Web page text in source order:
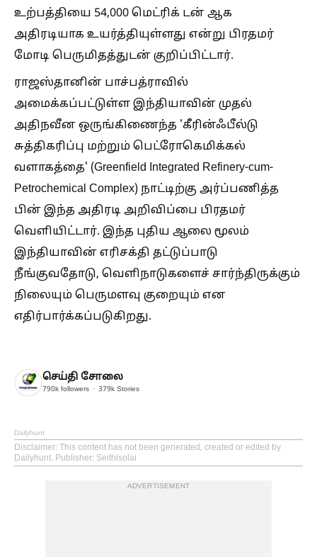
உற்பத்தியை 54,000 மெட்ரிக் டன் ஆக
அதிரடியாக உயர்த்தியுள்ளது என்று பிரதமர்
மோடி பெருமிதத்துடன் குறிப்பிட்டார்.
​ராஜஸ்தானின் பாச்பத்ராவில்
அமைக்கப்பட்டுள்ள இந்தியாவின் முதல்
அதிநவீன ஒருங்கிணைந்த 'கீரின்ஃபீல்டு
சுத்திகரிப்பு மற்றும் பெட்ரோகெமிக்கல்
வளாகத்தை' (Greenfield Integrated Refinery-cum-
Petrochemical Complex) நாட்டிற்கு அர்ப்பணித்த
பின் இந்த அதிரடி அறிவிப்பை பிரதமர்
வெளியிட்டார். இந்த புதிய ஆலை மூலம்
இந்தியாவின் எரிசக்தி தட்டுப்பாடு
நீங்குவதோடு, வெளிநாடுகளைச் சார்ந்திருக்கும்
நிலையும் பெருமளவு குறையும் என
எதிர்பார்க்கப்படுகிறது.
செய்தி சோலை
790k followers 379k Stories
Dailyhunt
Disclaimer: This content has not been generated, created or edited by
Dailyhunt. Publisher: Seithisolai
ADVERTISEMENT